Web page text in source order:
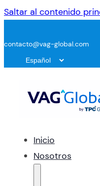
Saltar al contenido
contacto@vag-global.com
Inicio
Nosotros